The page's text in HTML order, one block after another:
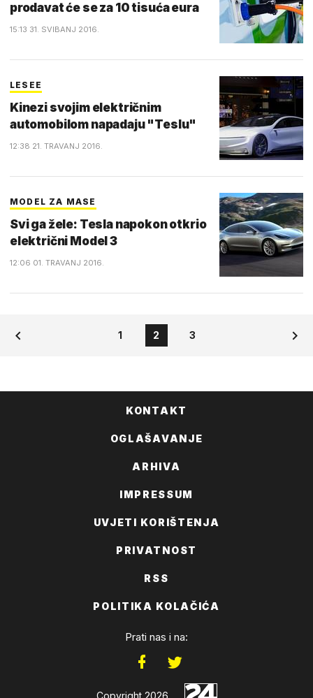
prodavat će se za 10 tisuća eura
15:13 31. SVIBANJ 2016.
LESEE
Kinezi svojim električnim
automobilom napadaju "Teslu"
12:38 21. TRAVANJ 2016.
MODEL ZA MASE
Svi ga žele: Tesla napokon otkrio
električni Model 3
12:06 01. TRAVANJ 2016.
1 2 3
KONTAKT
OGLAŠAVANJE
ARHIVA
IMPRESSUM
UVJETI KORIŠTENJA
PRIVATNOST
RSS
POLITIKA KOLAČIĆA
Prati nas i na:
Copyright 2026.